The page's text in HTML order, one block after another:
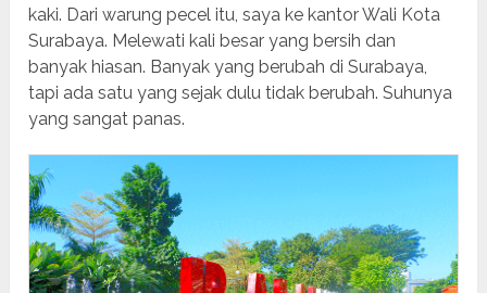
kaki. Dari warung pecel itu, saya ke kantor Wali Kota
Surabaya. Melewati kali besar yang bersih dan
banyak hiasan. Banyak yang berubah di Surabaya,
tapi ada satu yang sejak dulu tidak berubah. Suhunya
yang sangat panas.